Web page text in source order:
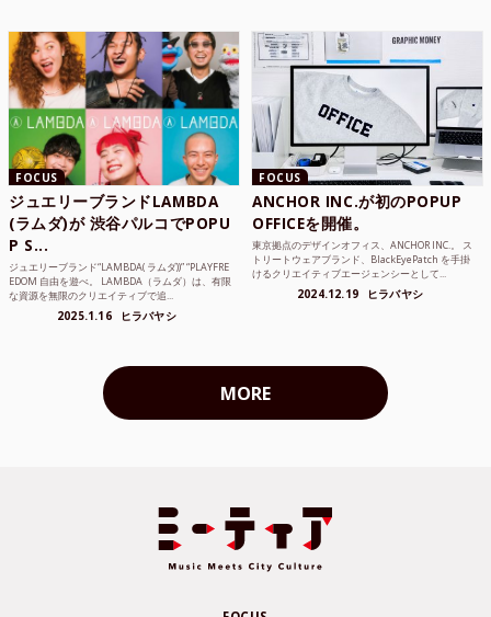
FOCUS
ジュエリーブランドLAMBDA
(ラムダ)が 渋谷パルコでPOPU
P S...
ジュエリーブランド“LAMBDA( ラムダ))” “PLAYFRE
EDOM 自由を遊べ。 LAMBDA（ラムダ）は、有限
な資源を無限のクリエイティブで追...
2025.1.16 ヒラバヤシ
FOCUS
ANCHOR INC.が初のPOPUP
OFFICEを開催。
東京拠点のデザインオフィス、ANCHOR INC.。 ス
トリートウェアブランド、BlackEyePatch を手掛
けるクリエイティブエージェンシーとして...
2024.12.19 ヒラバヤシ
MORE